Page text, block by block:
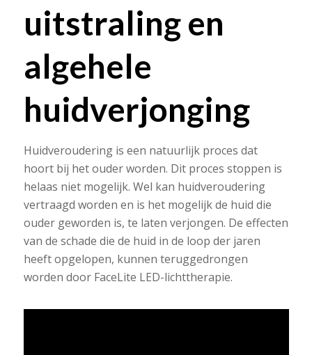
uitstraling en
algehele
huidverjonging
Huidveroudering is een natuurlijk proces dat
hoort bij het ouder worden. Dit proces stoppen is
helaas niet mogelijk. Wel kan huidveroudering
vertraagd worden en is het mogelijk de huid die
ouder geworden is, te laten verjongen. De effecten
van de schade die de huid in de loop der jaren
heeft opgelopen, kunnen teruggedrongen
worden door FaceLite LED-lichttherapie.